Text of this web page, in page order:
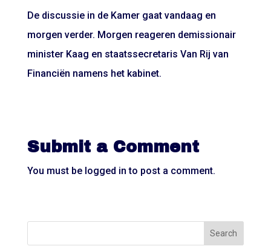
De discussie in de Kamer gaat vandaag en
morgen verder. Morgen reageren demissionair
minister Kaag en staatssecretaris Van Rij van
Financiën namens het kabinet.
Submit a Comment
You must be logged in to post a comment.